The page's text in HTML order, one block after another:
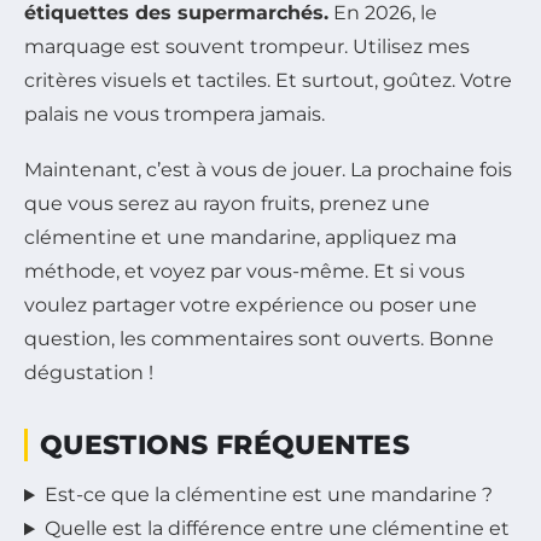
étiquettes des supermarchés. En 2026, le
marquage est souvent trompeur. Utilisez mes
critères visuels et tactiles. Et surtout, goûtez. Votre
palais ne vous trompera jamais.
Maintenant, c’est à vous de jouer. La prochaine fois
que vous serez au rayon fruits, prenez une
clémentine et une mandarine, appliquez ma
méthode, et voyez par vous-même. Et si vous
voulez partager votre expérience ou poser une
question, les commentaires sont ouverts. Bonne
dégustation !
QUESTIONS FRÉQUENTES
Est-ce que la clémentine est une mandarine ?
Quelle est la différence entre une clémentine et